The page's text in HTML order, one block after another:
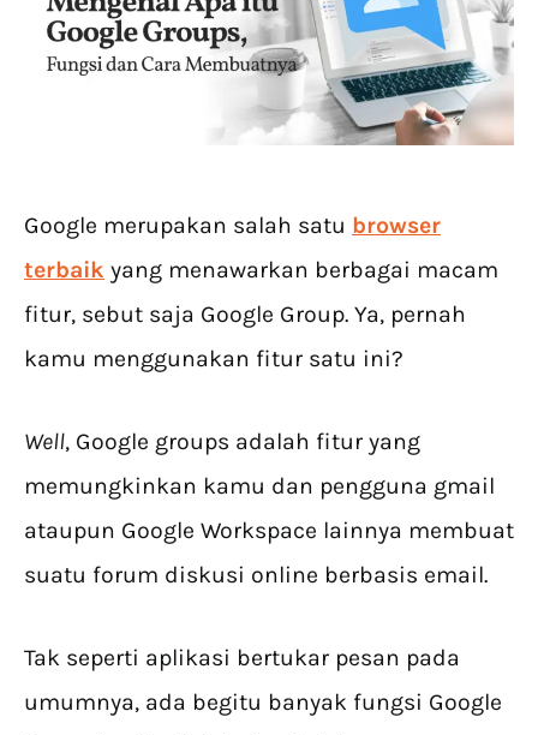
Google merupakan salah satu browser
terbaik yang menawarkan berbagai macam
fitur, sebut saja Google Group. Ya, pernah
kamu menggunakan fitur satu ini?
Well, Google groups adalah fitur yang
memungkinkan kamu dan pengguna gmail
ataupun Google Workspace lainnya membuat
suatu forum diskusi online berbasis email.
Tak seperti aplikasi bertukar pesan pada
umumnya, ada begitu banyak fungsi Google